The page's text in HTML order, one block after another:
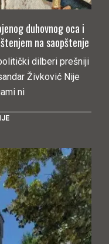
duhovnog oca i
na saopštenje
dilberi prešniji
Živković Nije
ni